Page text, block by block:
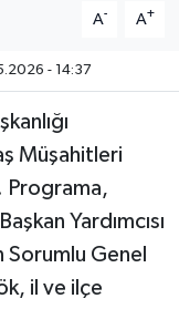
A- A+
- 14:37
Müşahitleri
Programa,
Yardımcısı
Genel
il ve ilçe